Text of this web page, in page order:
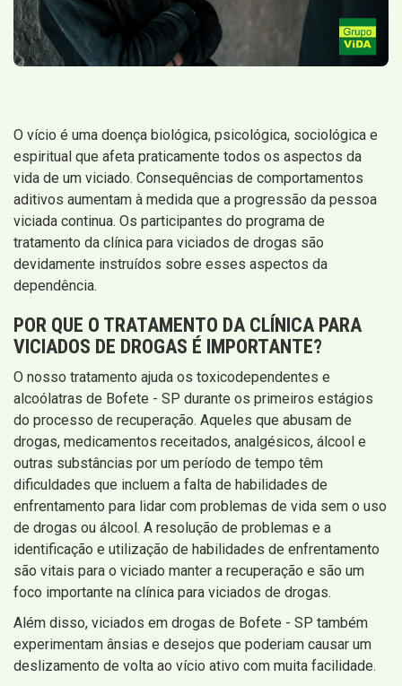
O vício é uma doença biológica, psicológica, sociológica e
espiritual que afeta praticamente todos os aspectos da
vida de um viciado. Consequências de comportamentos
aditivos aumentam à medida que a progressão da pessoa
viciada continua. Os participantes do programa de
tratamento da clínica para viciados de drogas são
devidamente instruídos sobre esses aspectos da
dependência.
POR QUE O TRATAMENTO DA CLÍNICA PARA
VICIADOS DE DROGAS É IMPORTANTE?
O nosso tratamento ajuda os toxicodependentes e
alcoólatras de Bofete - SP durante os primeiros estágios
do processo de recuperação. Aqueles que abusam de
drogas, medicamentos receitados, analgésicos, álcool e
outras substâncias por um período de tempo têm
dificuldades que incluem a falta de habilidades de
enfrentamento para lidar com problemas de vida sem o uso
de drogas ou álcool. A resolução de problemas e a
identificação e utilização de habilidades de enfrentamento
são vitais para o viciado manter a recuperação e são um
foco importante na clínica para viciados de drogas.
Além disso, viciados em drogas de Bofete - SP também
experimentam ânsias e desejos que poderiam causar um
deslizamento de volta ao vício ativo com muita facilidade.